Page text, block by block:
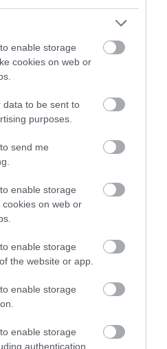
enable storage
cookies on web or
data to be sent to
purposes.
send me
enable storage
on web or
enable storage
the website or app.
enable storage
enable storage
authentication
a nemzetközi